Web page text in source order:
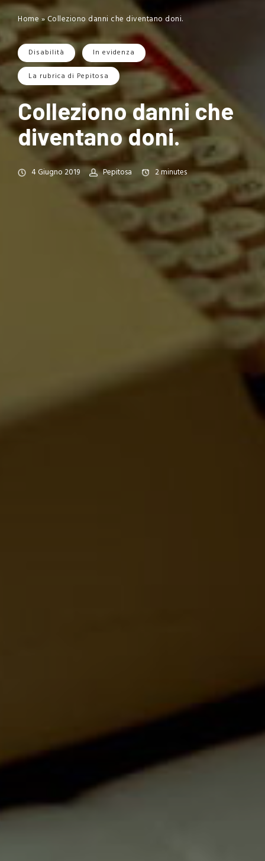
Home»Colleziono danni che diventano doni.
Disabilità
In evidenza
La rubrica di Pepitosa
Colleziono danni che
diventano doni.
4 Giugno 2019 Pepitosa 2minutes